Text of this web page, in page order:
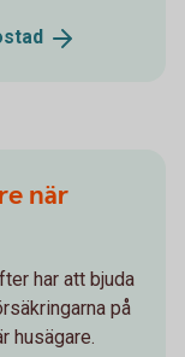
när
har att bjuda
på
husägare.